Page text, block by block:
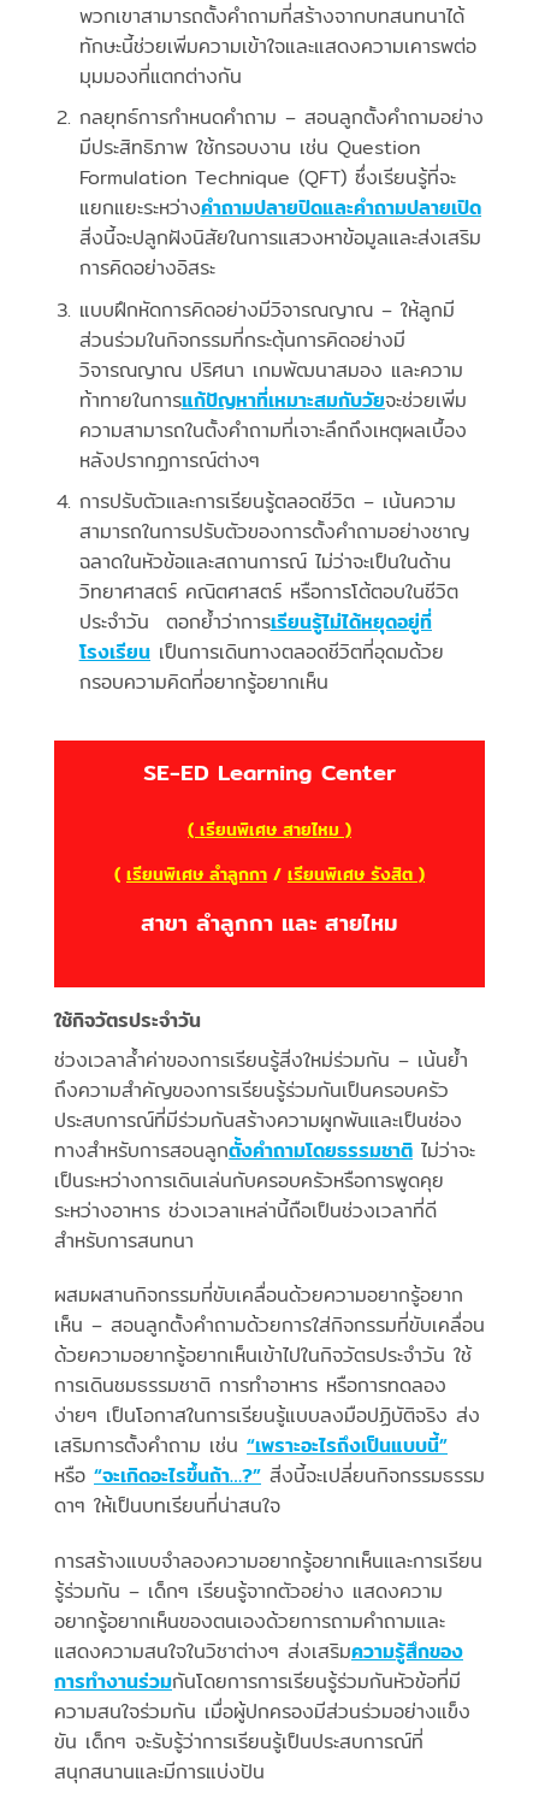
พวกเขาสามารถตั้งคำถามที่สร้างจากบทสนทนาได้
ทักษะนี้ช่วยเพิ่มความเข้าใจและแสดงความเคารพต่อ
มุมมองที่แตกต่างกัน
กลยุทธ์การกำหนดคำถาม – สอนลูกตั้งคำถามอย่าง
มีประสิทธิภาพ ใช้กรอบงาน เช่น Question
Formulation Technique (QFT) ซึ่งเรียนรู้ที่จะ
แยกแยะระหว่างคำถามปลายปิดและคำถามปลายเปิด
สิ่งนี้จะปลูกฝังนิสัยในการแสวงหาข้อมูลและส่งเสริม
การคิดอย่างอิสระ
แบบฝึกหัดการคิดอย่างมีวิจารณญาณ – ให้ลูกมี
ส่วนร่วมในกิจกรรมที่กระตุ้นการคิดอย่างมี
วิจารณญาณ ปริศนา เกมพัฒนาสมอง และความ
ท้าทายในการแก้ปัญหาที่เหมาะสมกับวัยจะช่วยเพิ่ม
ความสามารถในตั้งคำถามที่เจาะลึกถึงเหตุผลเบื้อง
หลังปรากฏการณ์ต่างๆ
การปรับตัวและการเรียนรู้ตลอดชีวิต – เน้นความ
สามารถในการปรับตัวของการตั้งคำถามอย่างชาญ
ฉลาดในหัวข้อและสถานการณ์ ไม่ว่าจะเป็นในด้าน
วิทยาศาสตร์ คณิตศาสตร์ หรือการโต้ตอบในชีวิต
ประจำวัน ตอกย้ำว่าการเรียนรู้ไม่ได้หยุดอยู่ที่
โรงเรียนเป็นการเดินทางตลอดชีวิตที่อุดมด้วย
กรอบความคิดที่อยากรู้อยากเห็น
SE-ED Learning Center
( เรียนพิเศษ สายไหม )
( เรียนพิเศษ ลำลูกกา / เรียนพิเศษ รังสิต )
สาขา ลำลูกกา และ สายไหม
ใช้กิจวัตรประจำวัน
ช่วงเวลาล้ำค่าของการเรียนรู้สิ่งใหม่ร่วมกัน – เน้นย้ำ
ถึงความสำคัญของการเรียนรู้ร่วมกันเป็นครอบครัว
ประสบการณ์ที่มีร่วมกันสร้างความผูกพันและเป็นช่อง
ทางสำหรับการสอนลูกตั้งคำถามโดยธรรมชาติ ไม่ว่าจะ
เป็นระหว่างการเดินเล่นกับครอบครัวหรือการพูดคุย
ระหว่างอาหาร ช่วงเวลาเหล่านี้ถือเป็นช่วงเวลาที่ดี
สำหรับการสนทนา
ผสมผสานกิจกรรมที่ขับเคลื่อนด้วยความอยากรู้อยาก
เห็น – สอนลูกตั้งคำถามด้วยการใส่กิจกรรมที่ขับเคลื่อน
ด้วยความอยากรู้อยากเห็นเข้าไปในกิจวัตรประจำวัน ใช้
การเดินชมธรรมชาติ การทำอาหาร หรือการทดลอง
ง่ายๆ เป็นโอกาสในการเรียนรู้แบบลงมือปฏิบัติจริง ส่ง
เสริมการตั้งคำถาม เช่น “เพราะอะไรถึงเป็นแบบนี้”
หรือ “จะเกิดอะไรขึ้นถ้า…?” สิ่งนี้จะเปลี่ยนกิจกรรมธรรม
ดาๆ ให้เป็นบทเรียนที่น่าสนใจ
การสร้างแบบจำลองความอยากรู้อยากเห็นและการเรียน
รู้ร่วมกัน – เด็กๆ เรียนรู้จากตัวอย่าง แสดงความ
อยากรู้อยากเห็นของตนเองด้วยการถามคำถามและ
แสดงความสนใจในวิชาต่างๆ ส่งเสริมความรู้สึกของ
การทำงานร่วมกันโดยการการเรียนรู้ร่วมกันหัวข้อที่มี
ความสนใจร่วมกัน เมื่อผู้ปกครองมีส่วนร่วมอย่างแข็ง
ขัน เด็กๆ จะรับรู้ว่าการเรียนรู้เป็นประสบการณ์ที่
สนุกสนานและมีการแบ่งปัน